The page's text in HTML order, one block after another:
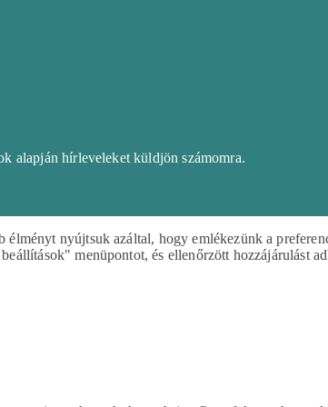
alapján hírleveleket küldjön számomra.
nyújtsuk azáltal, hogy emlékezünk a
menüpontot, és ellenőrzött hozzájárulást